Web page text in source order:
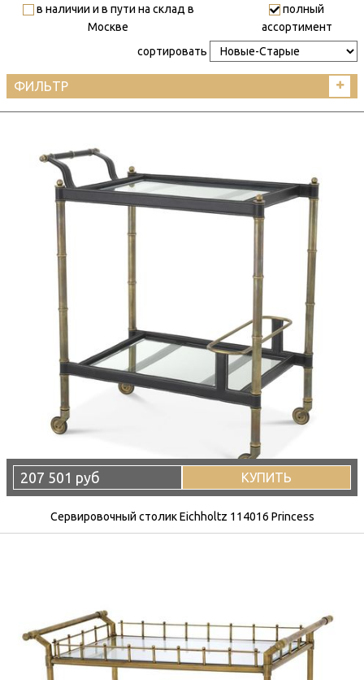
в наличии и в пути на склад в
Москве
полный
ассортимент
сортировать
ФИЛЬТР
207 501 руб КУПИТЬ
Сервировочный столик Eichholtz 114016 Princess